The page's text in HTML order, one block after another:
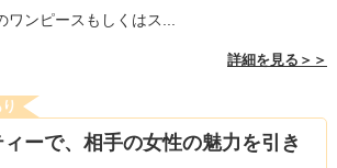
ンピースもしくはス...
詳細を見る＞＞
ーで、相手の女性の魅力を引き